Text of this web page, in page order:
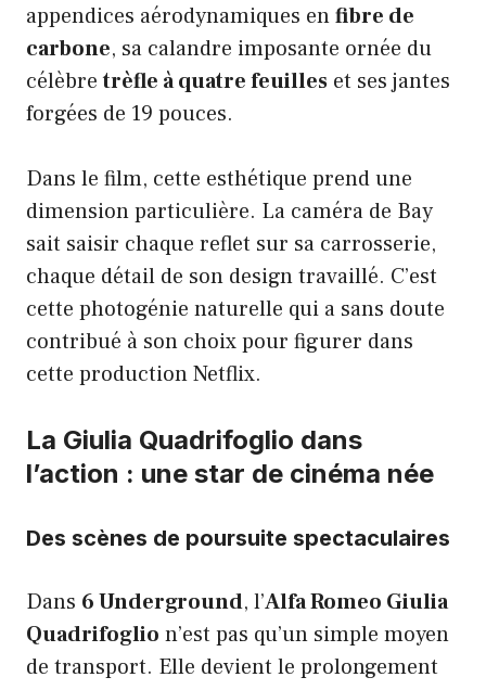
appendices aérodynamiques enfibre de
carbone, sa calandre imposante ornée du
célèbretrèfle à quatre feuilles et ses jantes
forgées de 19 pouces.
Dans le film, cette esthétique prend une
dimension particulière. La caméra de Bay
sait saisir chaque reflet sur sa carrosserie,
chaque détail de son design travaillé. C’est
cette photogénie naturelle qui a sans doute
contribué à son choix pour figurer dans
cette production Netflix.
La Giulia Quadrifoglio dans
l’action : une star de cinéma née
Des scènes de poursuite spectaculaires
Dans 6 Underground, l’Alfa Romeo Giulia
Quadrifoglio n’est pas qu’un simple moyen
de transport. Elle devient le prolongement